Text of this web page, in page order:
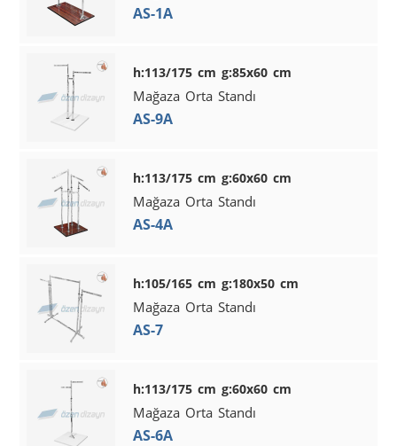
AS-1A
h:113/175 cm g:85x60 cm
Mağaza Orta Standı
AS-9A
h:113/175 cm g:60x60 cm
Mağaza Orta Standı
AS-4A
h:105/165 cm g:180x50 cm
Mağaza Orta Standı
AS-7
h:113/175 cm g:60x60 cm
Mağaza Orta Standı
AS-6A